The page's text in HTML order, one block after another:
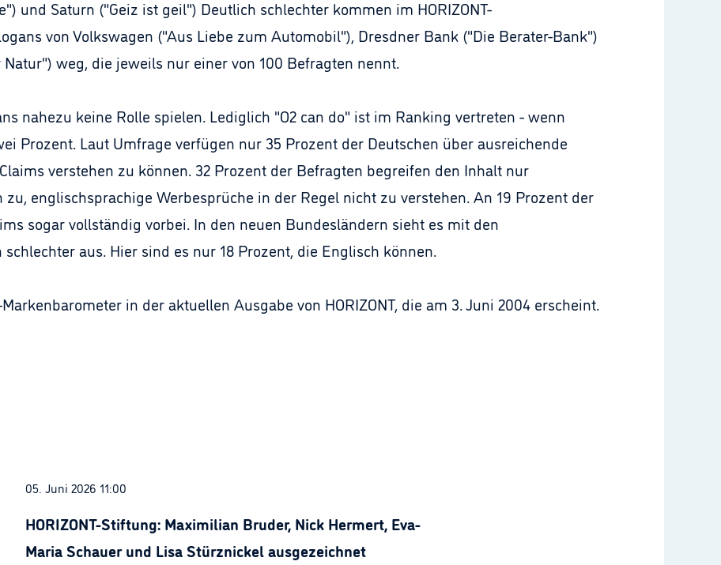
und Saturn ("Geiz ist geil") Deutlich schlechter kommen im HORIZONT-
von Volkswagen ("Aus Liebe zum Automobil"), Dresdner Bank ("Die Berater-Bank")
weg, die jeweils nur einer von 100 Befragten nennt.
nahezu keine Rolle spielen. Lediglich "O2 can do" ist im Ranking vertreten - wenn
Prozent. Laut Umfrage verfügen nur 35 Prozent der Deutschen über ausreichende
verstehen zu können. 32 Prozent der Befragten begreifen den Inhalt nur
englischsprachige Werbesprüche in der Regel nicht zu verstehen. An 19 Prozent der
sogar vollständig vorbei. In den neuen Bundesländern sieht es mit den
aus. Hier sind es nur 18 Prozent, die Englisch können.
in der aktuellen Ausgabe von HORIZONT, die am 3. Juni 2004 erscheint.
05. Juni 2026 11:00
HORIZONT-Stiftung: Maximilian Bruder, Nick Hermert, Eva-
Maria Schauer und Lisa Stürznickel ausgezeichnet